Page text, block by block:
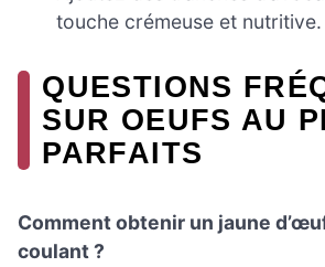
touche crémeuse et nutritive.
QUESTIONS
SUR OEUFS AU
PARFAITS
Comment obtenir un jaune
coulant ?